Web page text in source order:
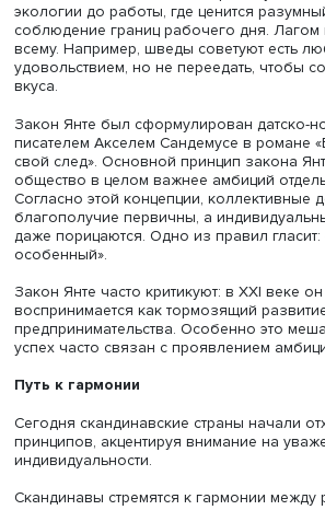
состояние, не перенасыщаясь и не
Она же помогает шведам строить
экологии до работы, где ценится
соблюдение границ рабочего дня.
всему. Например, шведы советуют